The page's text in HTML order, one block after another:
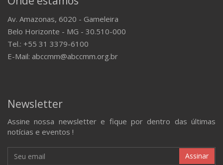
Av. Amazonas, 6020 - Gameleira
Belo Horizonte - MG - 30.510-000
Tel.: +55 31 3379-6100
E-Mail: abccmm@abccmm.org.br
Newsletter
Assine nossa newsletter e fique por dentro das últimas
notícias e eventos !
Assinar